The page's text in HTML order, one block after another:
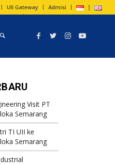
UII Gateway Admisi
Visit PT
Semarang
TI UII ke
Semarang